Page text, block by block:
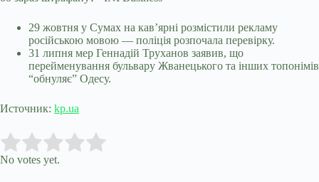
29 жовтня у Сумах на кав’ярні розмістили рекламу
російською мовою — поліція розпочала перевірку.
31 липня мер Геннадій Труханов заявив, що
перейменування бульвару Жванецького та інших топонімів
“обнуляє” Одесу.
Источник: kp.ua
Rate this item:
No votes yet.